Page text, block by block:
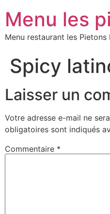
Menu les
Menu restaurant les Pietons
Spicy
Laisser un
Votre adresse e-mail ne
obligatoires sont indiqués
Commentaire *